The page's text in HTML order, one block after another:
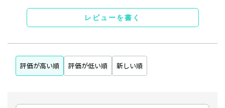
レビューを書く
評価が高い順 評価が低い順 新しい順